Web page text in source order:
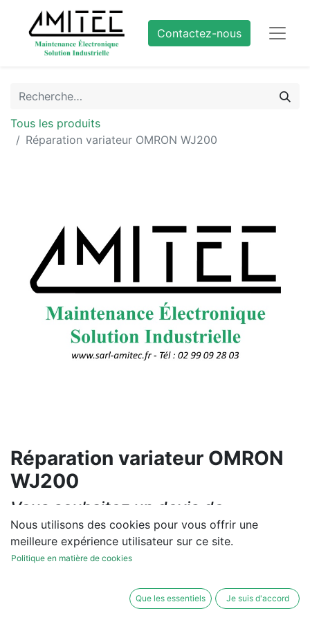
Contactez-nous
Tous les produits
Réparation variateur OMRON WJ200
Réparation variateur OMRON
WJ200
Vous souhaitez un devis de
réparation ou de vente, un
diagnostic sur site?
Nous utilisons des cookies pour vous offrir une
meilleure expérience utilisateur sur ce site.
Politique en matière de cookies
Que les essentiels Je suis d'accord